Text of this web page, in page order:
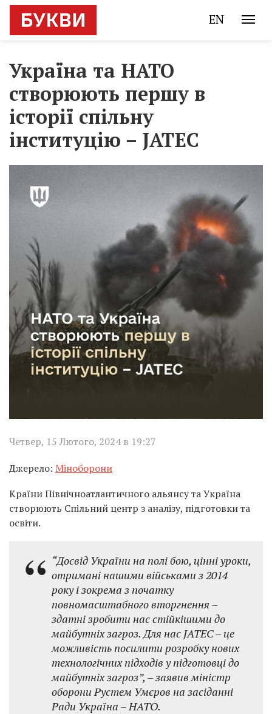
EN
Україна та НАТО
створюють першу в
історії спільну
інституцію – JATEC
Четвер, 15 Лютого, 2024 в 19:27
Джерело: Міноборони
Країни Північноатлантичного альянсу та Україна
створюють Спільний центр з аналізу, підготовки та
освіти.
“Досвід України на полі бою, цінні уроки,
отримані нашими військами з 2014
року і зокрема з початку
повномасштабного вторгнення –
здатні зробити нас стійкішими до
майбутніх загроз. Для нас JATEC – це
можливість посилити розробку нових
технологічних підходів у підготовці до
майбутніх загроз”, – заявив міністр
оборони Рустем Умєров на засіданні
Ради Україна – НАТО.